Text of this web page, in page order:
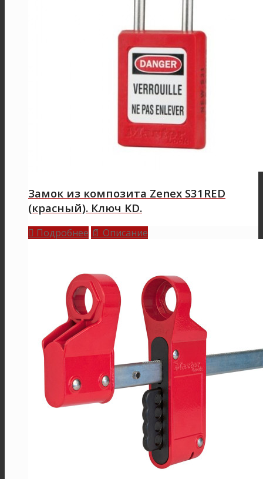
Замок из композита Zenex S31RED
(красный). Ключ KD.
 Подробнее 📄 Описание